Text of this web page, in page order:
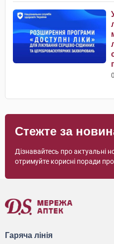
Стежте за
Дізнавайтесь про актуальні
отримуйте корисні поради про
Гаряча лінія